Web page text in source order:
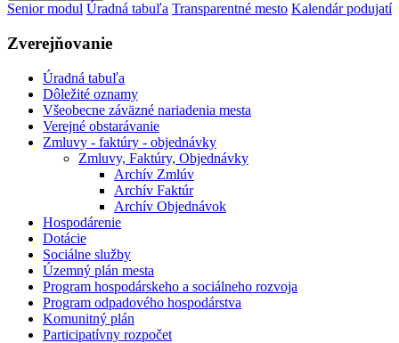
Senior modul Úradná tabuľa Transparentné mesto Kalendár podujatí
Zverejňovanie
Úradná tabuľa
Dôležité oznamy
Všeobecne záväzné nariadenia mesta
Verejné obstarávanie
Zmluvy - faktúry - objednávky
Zmluvy, Faktúry, Objednávky
Archív Zmlúv
Archív Faktúr
Archív Objednávok
Hospodárenie
Dotácie
Sociálne služby
Územný plán mesta
Program hospodárskeho a sociálneho rozvoja
Program odpadového hospodárstva
Komunitný plán
Participatívny rozpočet